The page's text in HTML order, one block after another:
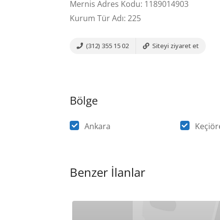
Mernis Adres Kodu: 1189014903
Kurum Tür Adı: 225
(312) 355 15 02 Siteyi ziyaret et
Bölge
Ankara
Benzer İlanlar